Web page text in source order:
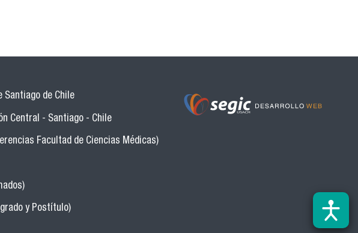
Santiago de Chile
Central - Santiago - Chile
Facultad de Ciencias Médicas)
y Postítulo)